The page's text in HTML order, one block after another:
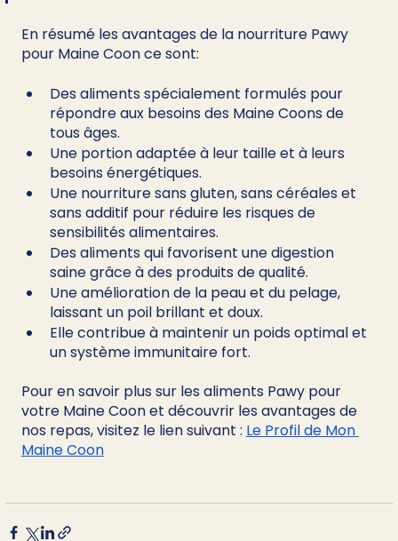
En résumé les avantages de la nourriture Pawy
pour Maine Coon ce sont:
Des aliments spécialement formulés pour
répondre aux besoins des Maine Coons de
tous âges.
Une portion adaptée à leur taille et à leurs
besoins énergétiques.
Une nourriture sans gluten, sans céréales et
sans additif pour réduire les risques de
sensibilités alimentaires.
Des aliments qui favorisent une digestion
saine grâce à des produits de qualité.
Une amélioration de la peau et du pelage,
laissant un poil brillant et doux.
Elle contribue à maintenir un poids optimal et
un système immunitaire fort.
Pour en savoir plus sur les aliments Pawy pour
votre Maine Coon et découvrir les avantages de
nos repas, visitez le lien suivant : Le Profil de Mon
Maine Coon